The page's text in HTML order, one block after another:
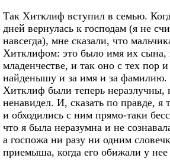
Так Хитклиф вступил в семью.
дней вернулась к господам (я не
навсегда), мне сказали, что
Хитклифом: это было имя их сына,
младенчестве, и так оно с тех пор
найденышу и за имя и за
Хитклиф были теперь неразлучны,
ненавидел. И, сказать по правде,
и обходились с ним прямо-таки
что я была неразумна и не
а госпожа ни разу ни одним
приемыша, когда его обижали у нее